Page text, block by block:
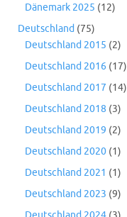
Dänemark 2025 (12)
Deutschland (75)
Deutschland 2015 (2)
Deutschland 2016 (17)
Deutschland 2017 (14)
Deutschland 2018 (3)
Deutschland 2019 (2)
Deutschland 2020 (1)
Deutschland 2021 (1)
Deutschland 2023 (9)